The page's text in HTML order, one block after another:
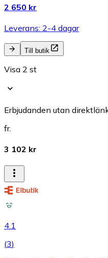
2 650 kr
Leverans: 2-4 dagar
Till butik
Visa 2 st
Erbjudanden utan
fr.
3 102 kr
4.1
(3)